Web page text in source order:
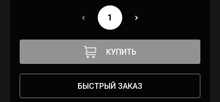
КУПИТЬ
БЫСТРЫЙ ЗАКАЗ